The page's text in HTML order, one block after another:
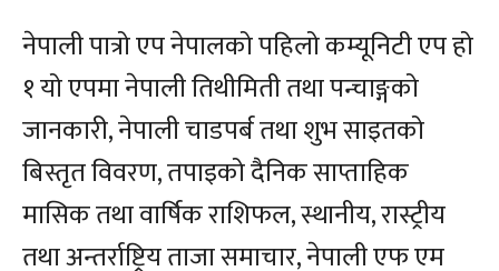
नेपाली पात्रो एप नेपालको पहिलो कम्यूनिटी एप हो
१ यो एपमा नेपाली तिथीमिती तथा पन्चाङ्गको
जानकारी, नेपाली चाडपर्ब तथा शुभ साइतको
बिस्तृत विवरण, तपाइको दैनिक साप्ताहिक
मासिक तथा वार्षिक राशिफल, स्थानीय, रास्ट्रीय
तथा अन्तर्राष्ट्रिय ताजा समाचार, नेपाली एफ एम